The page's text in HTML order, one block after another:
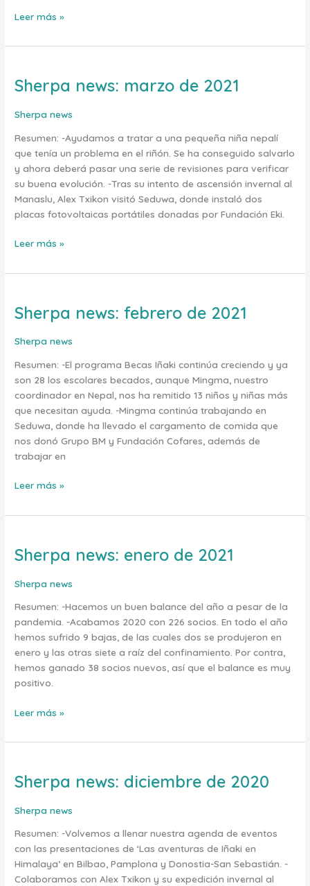
Leer más »
Sherpa news: marzo de 2021
Sherpa news
Resumen: -Ayudamos a tratar a una pequeña niña nepalí
que tenía un problema en el riñón. Se ha conseguido salvarlo
y ahora deberá pasar una serie de revisiones para verificar
su buena evolución. -Tras su intento de ascensión invernal al
Manaslu, Alex Txikon visitó Seduwa, donde instaló dos
placas fotovoltaicas portátiles donadas por Fundación Eki.
Sherpa
marzo
2021
Leer más »
Sherpa news: febrero de 2021
Sherpa news
Resumen: -El programa Becas Iñaki continúa creciendo y ya
son 28 los escolares becados, aunque Mingma, nuestro
coordinador en Nepal, nos ha remitido 13 niños y niñas más
que necesitan ayuda. -Mingma continúa trabajando en
Seduwa, donde ha llevado el cargamento de comida que
nos donó Grupo BM y Fundación Cofares, además de
trabajar en
Sherpa
febrero
2021
Leer más »
Sherpa news: enero de 2021
Sherpa news
Resumen: -Hacemos un buen balance del año a pesar de la
pandemia. -Acabamos 2020 con 226 socios. En todo el año
hemos sufrido 9 bajas, de las cuales dos se produjeron en
enero y las otras siete a raíz del confinamiento. Por contra,
hemos ganado 38 socios nuevos, así que el balance es muy
positivo.
Sherpa
enero
2021
Leer más »
Sherpa news: diciembre de 2020
Sherpa news
Resumen: -Volvemos a llenar nuestra agenda de eventos
con las presentaciones de ‘Las aventuras de Iñaki en
Himalaya’ en Bilbao, Pamplona y Donostia-San Sebastián. -
Colaboramos con Alex Txikon y su expedición invernal al
Sherpa
diciembre
2020